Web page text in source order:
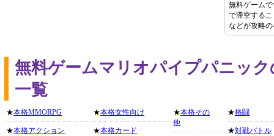
無料ゲーム
で滞空する
などが攻略
無料ゲームマリオパイプパニッ
一覧
★本格MMORPG
★本格アクション
★本格女性向け
★本格カード
★本格その
他
★格闘
★対戦バトル